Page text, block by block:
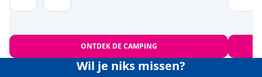
ONTDEK DE CAMPING
Wil je niks missen?